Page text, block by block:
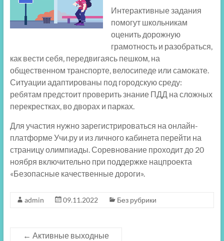
Интерактивные задания
помогут школьникам
оценить дорожную
грамотность и разобраться,
как вести себя, передвигаясь пешком, на
общественном транспорте, велосипеде или самокате.
Ситуации адаптированы под городскую среду:
ребятам предстоит проверить знание ПДД на сложных
перекрестках, во дворах и парках.
Для участия нужно зарегистрироваться на онлайн-
платформе Учи.ру и из личного кабинета перейти на
страницу олимпиады. Соревнование проходит до 20
ноября включительно при поддержке нацпроекта
«Безопасные качественные дороги».
admin 09.11.2022 Без рубрики
← Активные выходные